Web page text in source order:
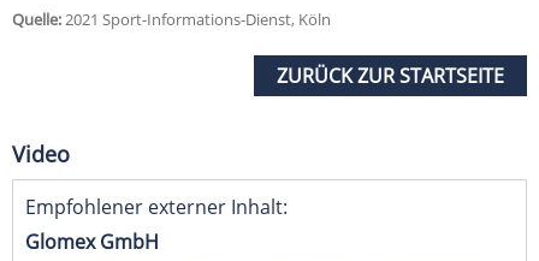
Quelle:2021 Sport-Informations-Dienst, Köln
ZURÜCK ZUR STARTSEITE
Video
Empfohlener externer Inhalt:
Glomex GmbH